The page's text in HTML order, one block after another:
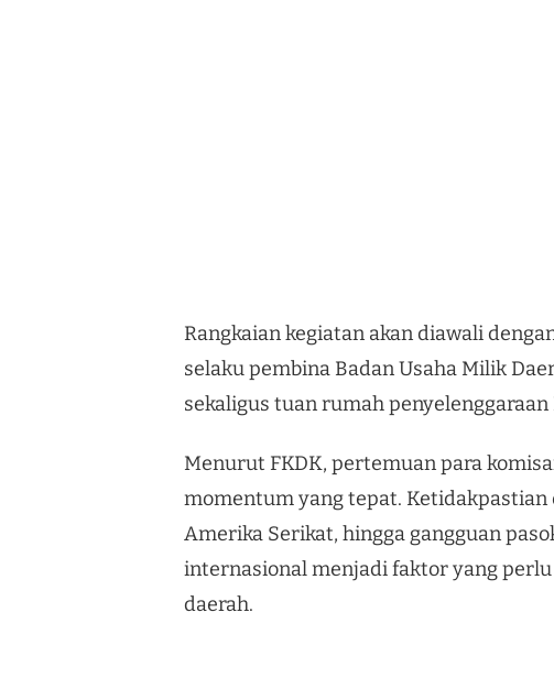
Rangkaian kegiatan akan diawali
selaku pembina Badan Usaha Milik
sekaligus tuan rumah penyelenggaraan
Menurut FKDK, pertemuan para
momentum yang tepat.
Amerika Serikat, hingga gangguan
internasional menjadi faktor yang
daerah.